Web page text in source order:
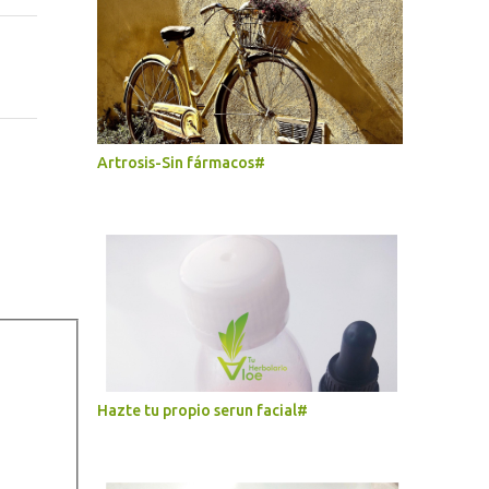
Artrosis-Sin fármacos#
Hazte tu propio serun facial#